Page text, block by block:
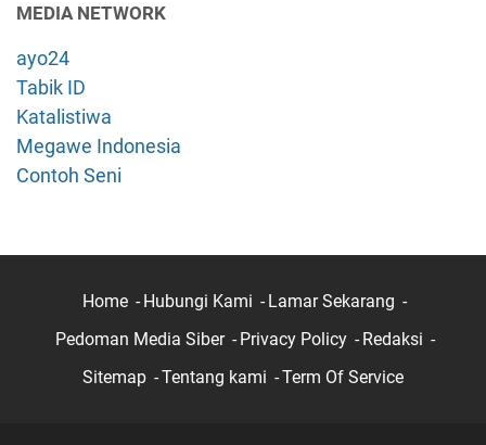
MEDIA NETWORK
ayo24
Tabik ID
Katalistiwa
Megawe Indonesia
Contoh Seni
Home Hubungi Kami
Lamar Sekarang
Pedoman Media Siber
Privacy Policy
Redaksi
Sitemap
Tentang kami Term Of Service